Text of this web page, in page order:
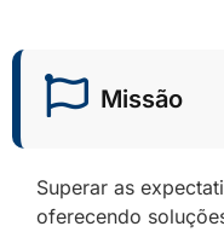
Missão
Superar as
oferecendo